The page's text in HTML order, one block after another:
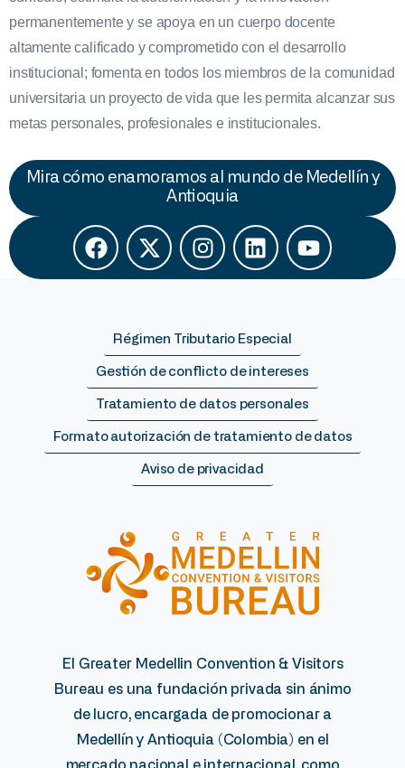
permanentemente y se apoya en un cuerpo docente
altamente calificado y comprometido con el desarrollo
institucional; fomenta en todos los miembros de la comunidad
universitaria un proyecto de vida que les permita alcanzar sus
metas personales, profesionales e institucionales.
Mira cómo enamoramos al mundo de Medellín y
Antioquia
Régimen Tributario Especial
Gestión de conflicto de intereses
Tratamiento de datos personales
Formato autorización de tratamiento de datos
Aviso de privacidad
El Greater Medellin Convention & Visitors
Bureau es una fundación privada sin ánimo
de lucro, encargada de promocionar a
Medellín y Antioquia (Colombia) en el
mercado nacional e internacional, como